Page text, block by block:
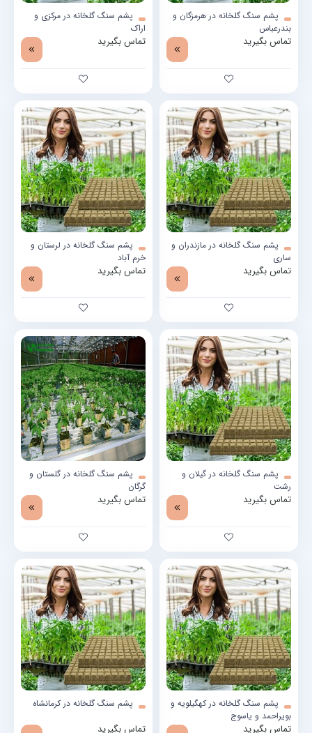
پشم سنگ گلخانه در هرمزگان و
بندرعباس
تماس بگیرید
پشم سنگ گلخانه در مرکزی و
اراک
تماس بگیرید
پشم سنگ گلخانه در مازندران و
ساری
تماس بگیرید
پشم سنگ گلخانه در لرستان و
خرم آباد
تماس بگیرید
پشم سنگ گلخانه در گیلان و
رشت
تماس بگیرید
پشم سنگ گلخانه در گلستان و
گرگان
تماس بگیرید
پشم سنگ گلخانه در کهگیلویه و
بویراحمد و یاسوج
تماس بگیرید
پشم سنگ گلخانه در کرمانشاه
تماس بگیرید